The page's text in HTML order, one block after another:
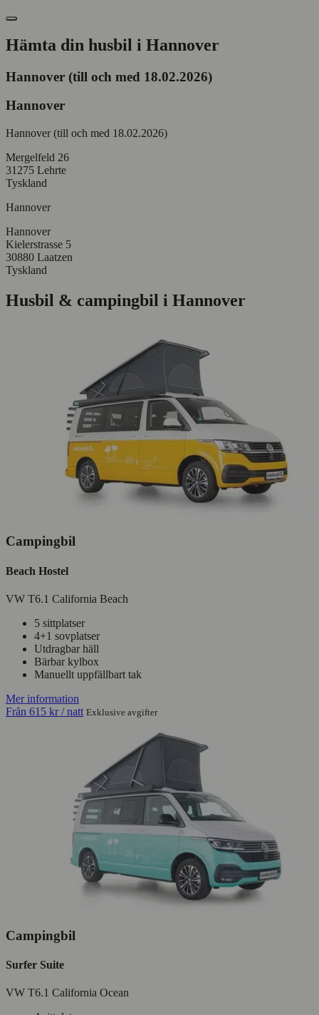
Hämta din husbil i Hannover
Hannover (till och med 18.02.2026)
Hannover
Hannover (till och med 18.02.2026)
Mergelfeld 26
31275 Lehrte
Tyskland
Hannover
Hannover
Kielerstrasse 5
30880 Laatzen
Tyskland
Husbil & campingbil i Hannover
Campingbil
Beach Hostel
VW T6.1 California Beach
5 sittplatser
4+1 sovplatser
Utdragbar häll
Bärbar kylbox
Manuellt uppfällbart tak
Mer information
Från 615 kr / natt Exklusive avgifter
Campingbil
Surfer Suite
VW T6.1 California Ocean